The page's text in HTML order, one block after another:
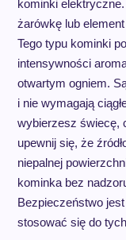
kominki
żarówkę lub
Tego typu kominki
intensywności
otwartym ogniem.
i nie wymagają
wybierzesz świecę,
upewnij się, że
niepalnej
kominka bez
Bezpieczeństwo
stosować się do